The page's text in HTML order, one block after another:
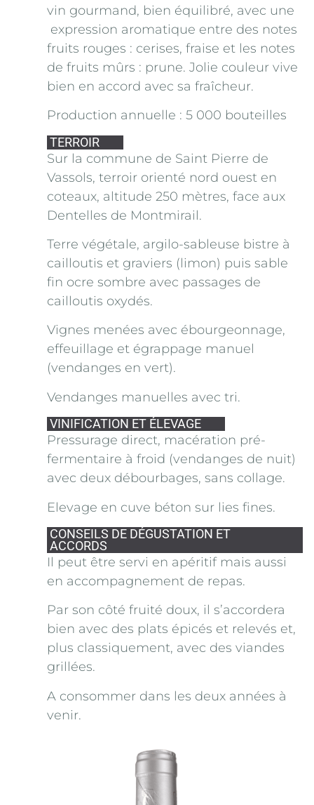
vin gourmand, bien équilibré, avec une
expression aromatique entre des notes
fruits rouges : cerises, fraise et les notes
de fruits mûrs : prune. Jolie couleur vive
bien en accord avec sa fraîcheur.
Production annuelle : 5 000 bouteilles
TERROIR
Sur la commune de Saint Pierre de
Vassols, terroir orienté nord ouest en
coteaux, altitude 250 mètres, face aux
Dentelles de Montmirail.
Terre végétale, argilo-sableuse bistre à
cailloutis et graviers (limon) puis sable
fin ocre sombre avec passages de
cailloutis oxydés.
Vignes menées avec ébourgeonnage,
effeuillage et égrappage manuel
(vendanges en vert).
Vendanges manuelles avec tri.
VINIFICATION ET ÉLEVAGE
Pressurage direct, macération pré-
fermentaire à froid (vendanges de nuit)
avec deux débourbages, sans collage.
Elevage en cuve béton sur lies fines.
CONSEILS DE DÉGUSTATION ET
ACCORDS
Il peut être servi en apéritif mais aussi
en accompagnement de repas.
Par son côté fruité doux, il s’accordera
bien avec des plats épicés et relevés et,
plus classiquement, avec des viandes
grillées.
A consommer dans les deux années à
venir.